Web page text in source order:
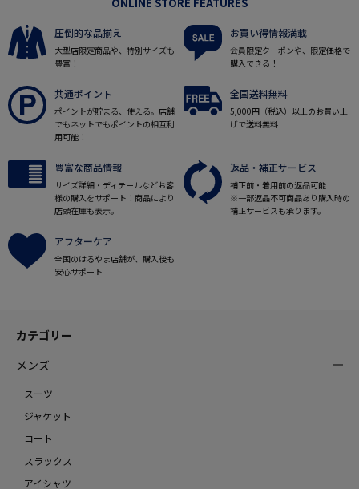
圧倒的な品揃え
大型店限定商品や、特別サイズも
豊富！
お買い得情報満載
会員限定クーポンや、限定価格で
購入できる！
共通ポイント
ポイントが貯まる、使える。店舗
でもネットでもポイントの相互利
用可能！
全国送料無料
5,000円（税込）以上のお買い上
げで送料無料
豊富な商品情報
サイズ詳細・ディテールなどお客
様の購入をサポート！商品により
店頭在庫も表示。
返品・補正サービス
補正前・着用前の返品可能
※一部返品不可商品あり購入時の
補正サービスも承ります。
アフターケア
全国のはるやま店舗が、購入後も
安心サポート
カテゴリー
メンズ
スーツ
ジャケット
コート
スラックス
アイシャツ